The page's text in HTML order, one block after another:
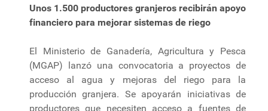
Unos 1.500 productores granjeros recibirán apoyo
financiero para mejorar sistemas de riego
El Ministerio de Ganadería, Agricultura y Pesca
(MGAP) lanzó una convocatoria a proyectos de
acceso al agua y mejoras del riego para la
producción granjera. Se apoyarán iniciativas de
productores que necesiten acceso a fuentes de